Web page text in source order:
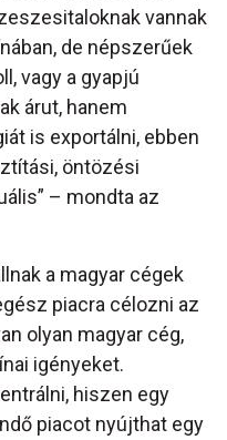
vannak
de népszerűek
vagy a gyapjú
árut, hanem
is exportálni, ebben
öntözési
– mondta az
a magyar cégek
piacra célozni az
olyan magyar cég,
igényeket.
hiszen egy
piacot nyújthat egy